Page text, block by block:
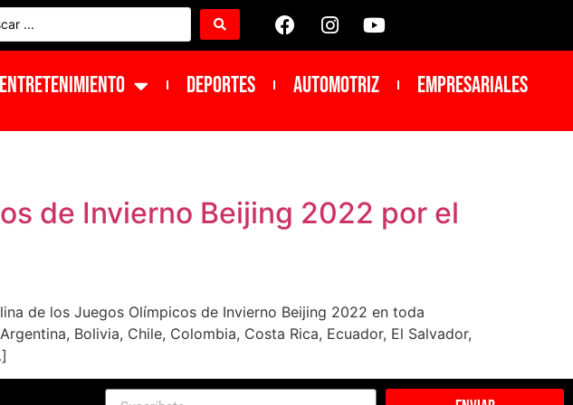
ENTRETENIMIENTO DEPORTES Automotriz Empresariales
de Invierno Beijing 2022 por el
de los Juegos Olímpicos de Invierno Beijing 2022 en toda
Bolivia, Chile, Colombia, Costa Rica, Ecuador, El Salvador,